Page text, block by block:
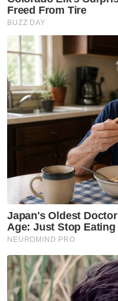
MPK menegaskan,
akan diteruskan
memastikan
peraturan
kebersihan serta
perniagaan.
Artikel Berkaitan:
Pemilik restoran
Sembilan notis
tema terkenal
Maritim Malaysia